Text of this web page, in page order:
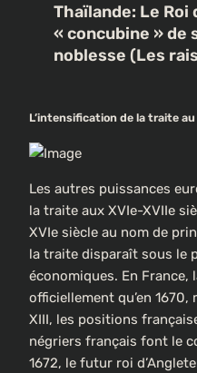
Thaïlande: Le Roi
« concubine » de
noblesse (Les
L’intensification de la traite au
Les autres puissances
la traite aux XVIe-XVIIe
XVIe siècle au nom de
la traite disparaît sous le
économiques. En France,
officiellement qu’en 1670,
XIII, les positions
négriers français font le
1672, le futur roi